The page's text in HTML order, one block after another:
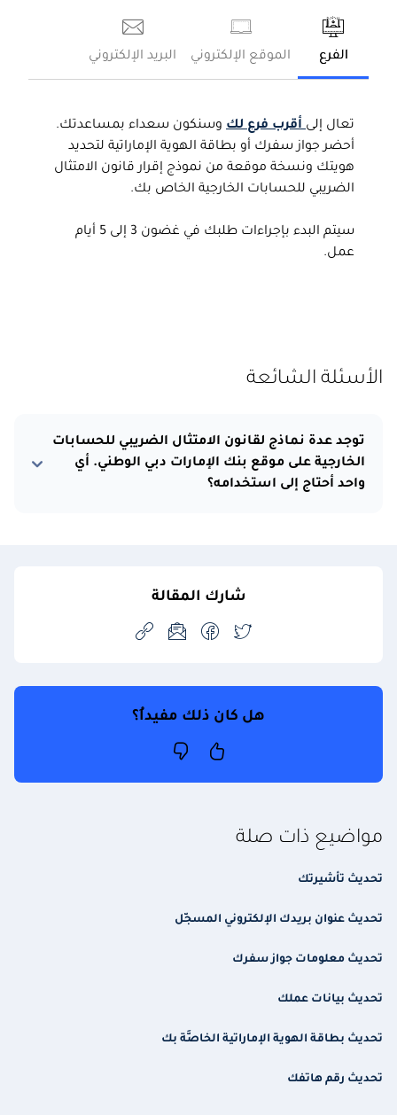
الفرع الموقع الإلكتروني البريد الإلكتروني
تعال إلىأقرب فرع لك وسنكون سعداء بمساعدتك.
أحضر جواز سفرك أو بطاقة الهوية الإماراتية لتحديد
هويتك ونسخة موقعة من نموذج إقرار قانون الامتثال
الضريبي للحسابات الخارجية الخاص بك.
سيتم البدء بإجراءات طلبك في غضون 3 إلى 5 أيام
عمل.
الأسئلة الشائعة
توجد عدة نماذج لقانون الامتثال الضريبي للحسابات
الخارجية على موقع بنك الإمارات دبي الوطني. أي
واحد أحتاج إلى استخدامه؟
شارك المقالة
هل كان ذلك مفيداُ؟
مواضيع ذات صلة
تحديث تأشيرتك
تحديث عنوان بريدك الإلكتروني المسجّل
تحديث معلومات جواز سفرك
تحديث بيانات عملك
تحديث بطاقة الهوية الإماراتية الخاصَّة بك
تحديث رقم هاتفك